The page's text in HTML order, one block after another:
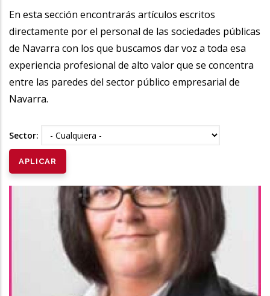
la
navegación
En esta sección encontrarás artículos escritos
directamente por el personal de las sociedades públicas
de Navarra con los que buscamos dar voz a toda esa
experiencia profesional de alto valor que se concentra
entre las paredes del sector público empresarial de
Navarra.
Sector: